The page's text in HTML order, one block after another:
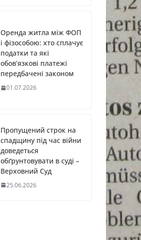
Оренда житла між ФОП
і фізособою: хто сплачує
податки та які
обов’язкові платежі
передбачені законом
01.07.2026
Пропущений строк на
спадщину під час війни
доведеться
обґрунтовувати в суді –
Верховний Суд
25.06.2026